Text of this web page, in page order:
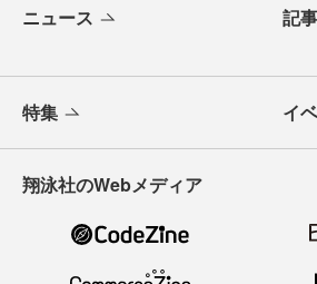
ニュース 記事
特集 イ
翔泳社のWebメディア